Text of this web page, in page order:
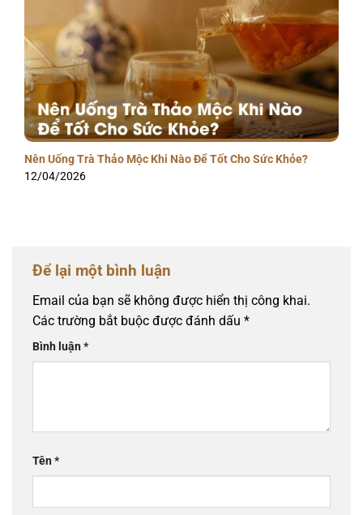
Nên Uống Trà Thảo Mộc Khi Nào Để Tốt Cho Sức Khỏe?
12/04/2026
Để lại một bình luận
Email của bạn sẽ không được hiển thị công khai.
Các trường bắt buộc được đánh dấu *
Bình luận*
Tên*